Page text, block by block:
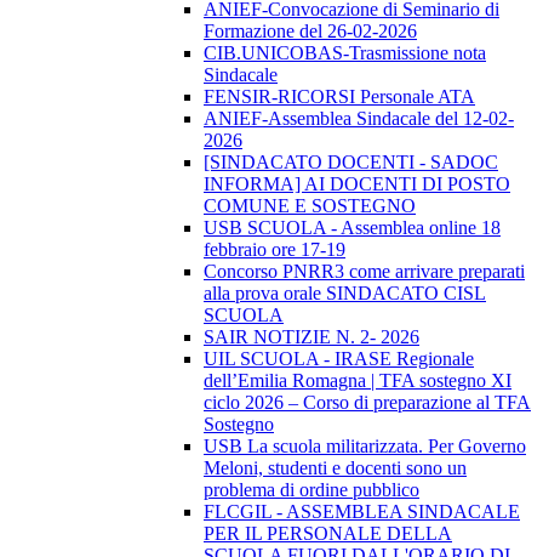
ANIEF-Convocazione di Seminario di
Formazione del 26-02-2026
CIB.UNICOBAS-Trasmissione nota
Sindacale
FENSIR-RICORSI Personale ATA
ANIEF-Assemblea Sindacale del 12-02-
2026
[SINDACATO DOCENTI - SADOC
INFORMA] AI DOCENTI DI POSTO
COMUNE E SOSTEGNO
USB SCUOLA - Assemblea online 18
febbraio ore 17-19
Concorso PNRR3 come arrivare preparati
alla prova orale SINDACATO CISL
SCUOLA
SAIR NOTIZIE N. 2- 2026
UIL SCUOLA - IRASE Regionale
dell’Emilia Romagna | TFA sostegno XI
ciclo 2026 – Corso di preparazione al TFA
Sostegno
USB La scuola militarizzata. Per Governo
Meloni, studenti e docenti sono un
problema di ordine pubblico
FLCGIL - ASSEMBLEA SINDACALE
PER IL PERSONALE DELLA